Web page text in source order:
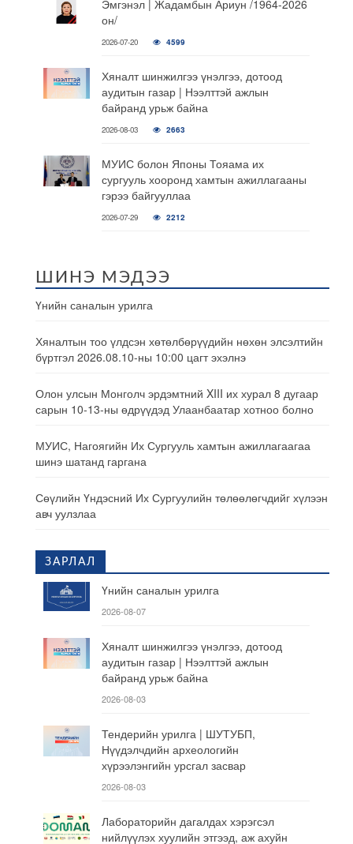
Эмгэнэл | Жадамбын Ариун /1964-2026
он/
2026-07-20 4599
Хяналт шинжилгээ үнэлгээ, дотоод
аудитын газар | Нээлттэй ажлын
байранд урьж байна
2026-08-03 2663
МУИС болон Японы Тояама их
сургууль хооронд хамтын ажиллагааны
гэрээ байгууллаа
2026-07-29 2212
ШИНЭ МЭДЭЭ
Үнийн саналын урилга
Хяналтын тоо үлдсэн хөтөлбөрүүдийн нөхөн элсэлтийн
бүртгэл 2026.08.10-ны 10:00 цагт эхэлнэ
Олон улсын Монголч эрдэмтний XIII их хурал 8 дугаар
сарын 10-13-ны өдрүүдэд Улаанбаатар хотноо болно
МУИС, Нагоягийн Их Сургууль хамтын ажиллагаагаа
шинэ шатанд гаргана
Сөүлийн Үндэсний Их Сургуулийн төлөөлөгчдийг хүлээн
авч уулзлаа
ЗАРЛАЛ
Үнийн саналын урилга
2026-08-07
Хяналт шинжилгээ үнэлгээ, дотоод
аудитын газар | Нээлттэй ажлын
байранд урьж байна
2026-08-03
Тендерийн урилга | ШУТУБП,
Нүүдэлчдийн археологийн
хүрээлэнгийн урсгал засвар
2026-08-03
Лабораторийн дагалдах хэрэгсэл
нийлүүлэх хуулийн этгээд, аж ахуйн